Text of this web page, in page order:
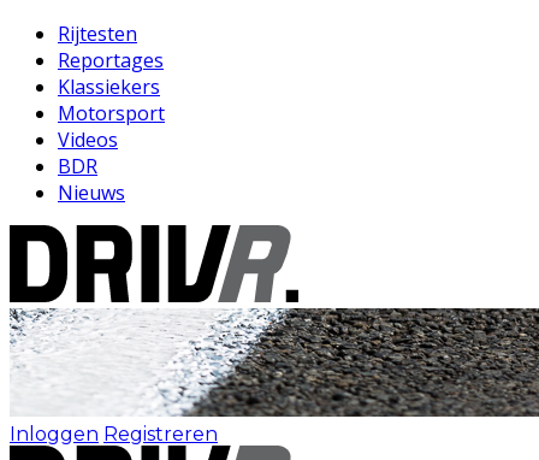
Rijtesten
Reportages
Klassiekers
Motorsport
Videos
BDR
Nieuws
Inloggen Registreren